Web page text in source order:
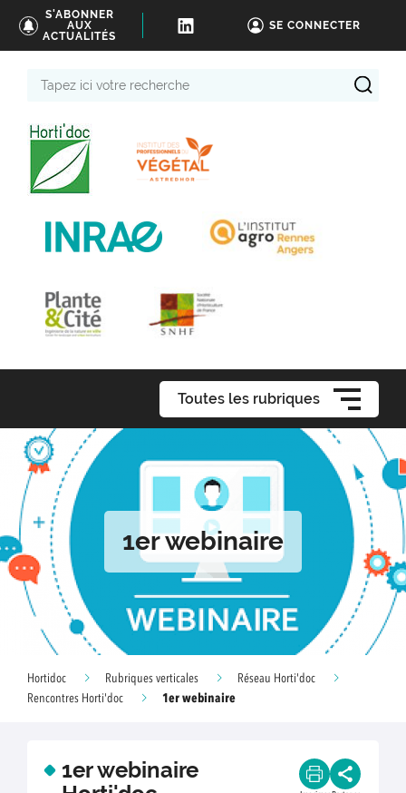
S'ABONNER
AUX
ACTUALITÉS
SE CONNECTER
recherche
Toutes les rubriques
1er webinaire
Hortidoc Rubriques verticales
Réseau Horti'doc
Rencontres Horti'doc
1er webinaire
1er webinaire